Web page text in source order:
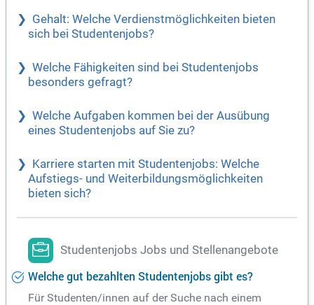
Gehalt: Welche Verdienstmöglichkeiten bieten
sich bei Studentenjobs?
Welche Fähigkeiten sind bei Studentenjobs
besonders gefragt?
Welche Aufgaben kommen bei der Ausübung
eines Studentenjobs auf Sie zu?
Karriere starten mit Studentenjobs: Welche
Aufstiegs- und Weiterbildungsmöglichkeiten
bieten sich?
Studentenjobs Jobs und Stellenangebote
Welche gut bezahlten Studentenjobs gibt es?
Für Studenten/innen auf der Suche nach einem